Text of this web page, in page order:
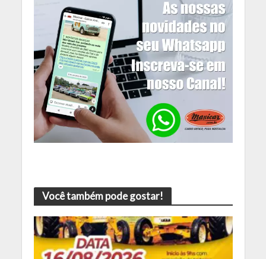
Você também pode gostar!